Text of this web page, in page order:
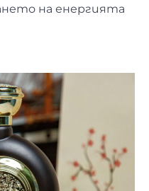
на енергията